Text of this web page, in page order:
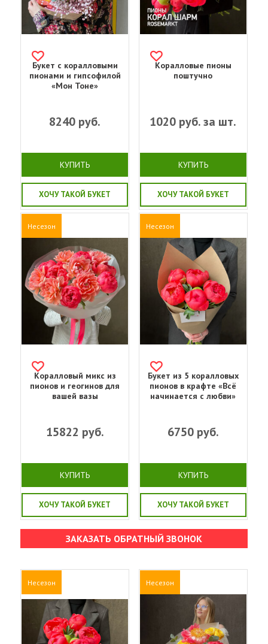
Букет с коралловыми
пионами и гипсофилой
«Мон Тоне»
8240 руб.
КУПИТЬ
ХОЧУ ТАКОЙ БУКЕТ
Коралловые пионы
поштучно
1020 руб. за шт.
КУПИТЬ
ХОЧУ ТАКОЙ БУКЕТ
Несезон
Коралловый микс из
пионов и геогинов для
вашей вазы
15822 руб.
КУПИТЬ
ХОЧУ ТАКОЙ БУКЕТ
Несезон
Букет из 5 коралловых
пионов в крафте «Всё
начинается с любви»
6750руб.
КУПИТЬ
ХОЧУ ТАКОЙ БУКЕТ
ЗАКАЗАТЬ ОБРАТНЫЙ ЗВОНОК
Несезон Несезон